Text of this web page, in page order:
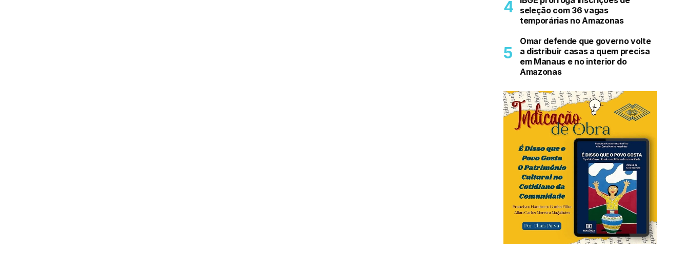
seleção com 36 vagas
temporárias no Amazonas
Omar defende que governo volte
a distribuir casas a quem precisa
em Manaus e no interior do
Amazonas